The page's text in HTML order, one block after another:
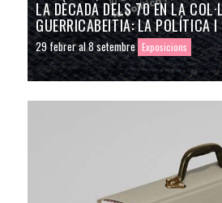
LA DÈCADA DELS 70 EN LA
GUERRICABEITIA: LA POLÍTICA I
29 febrer al 8 setembre Exposicions